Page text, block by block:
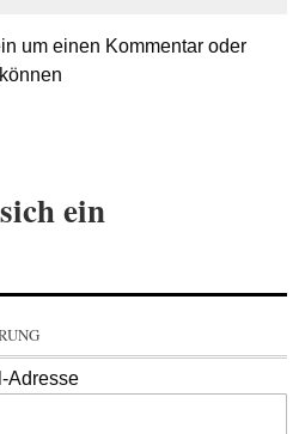
um einen Kommentar oder
ein
Adresse